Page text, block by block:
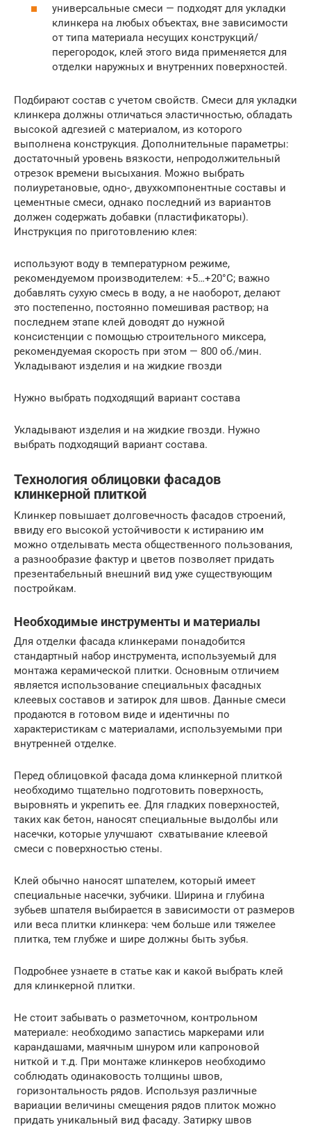
универсальные смеси — подходят для укладки
клинкера на любых объектах, вне зависимости
от типа материала несущих конструкций/
перегородок, клей этого вида применяется для
отделки наружных и внутренних поверхностей.
Подбирают состав с учетом свойств. Смеси для укладки
клинкера должны отличаться эластичностью, обладать
высокой адгезией с материалом, из которого
выполнена конструкция. Дополнительные параметры:
достаточный уровень вязкости, непродолжительный
отрезок времени высыхания. Можно выбрать
полиуретановые, одно-, двухкомпонентные составы и
цементные смеси, однако последний из вариантов
должен содержать добавки (пластификаторы).
Инструкция по приготовлению клея:
используют воду в температурном режиме,
рекомендуемом производителем: +5…+20°С; важно
добавлять сухую смесь в воду, а не наоборот, делают
это постепенно, постоянно помешивая раствор; на
последнем этапе клей доводят до нужной
консистенции с помощью строительного миксера,
рекомендуемая скорость при этом — 800 об./мин.
Укладывают изделия и на жидкие гвозди
Нужно выбрать подходящий вариант состава
Укладывают изделия и на жидкие гвозди. Нужно
выбрать подходящий вариант состава.
Технология облицовки фасадов
клинкерной плиткой
Клинкер повышает долговечность фасадов строений,
ввиду его высокой устойчивости к истиранию им
можно отделывать места общественного пользования,
а разнообразие фактур и цветов позволяет придать
презентабельный внешний вид уже существующим
постройкам.
Необходимые инструменты и материалы
Для отделки фасада клинкерами понадобится
стандартный набор инструмента, используемый для
монтажа керамической плитки. Основным отличием
является использование специальных фасадных
клеевых составов и затирок для швов. Данные смеси
продаются в готовом виде и идентичны по
характеристикам с материалами, используемыми при
внутренней отделке.
Перед облицовкой фасада дома клинкерной плиткой
необходимо тщательно подготовить поверхность,
выровнять и укрепить ее. Для гладких поверхностей,
таких как бетон, наносят специальные выдолбы или
насечки, которые улучшают схватывание клеевой
смеси с поверхностью стены.
Клей обычно наносят шпателем, который имеет
специальные насечки, зубчики. Ширина и глубина
зубьев шпателя выбирается в зависимости от размеров
или веса плитки клинкера: чем больше или тяжелее
плитка, тем глубже и шире должны быть зубья.
Подробнее узнаете в статье как и какой выбрать клей
для клинкерной плитки.
Не стоит забывать о разметочном, контрольном
материале: необходимо запастись маркерами или
карандашами, маячным шнуром или капроновой
ниткой и т.д. При монтаже клинкеров необходимо
соблюдать одинаковость толщины швов,
горизонтальность рядов. Используя различные
вариации величины смещения рядов плиток можно
придать уникальный вид фасаду. Затирку швов